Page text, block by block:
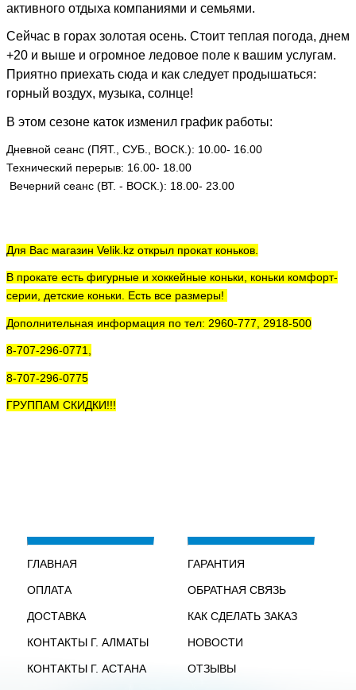
активного отдыха компаниями и семьями.
Сейчас в горах золотая осень. Стоит теплая погода, днем
+20 и выше и огромное ледовое поле к вашим услугам.
Приятно приехать сюда и как следует продышаться:
горный воздух, музыка, солнце!
В этом сезоне каток изменил график работы:
Дневной сеанс (ПЯТ., СУБ., ВОСК.): 10.00- 16.00
Технический перерыв: 16.00- 18.00
Вечерний сеанс (ВТ. - ВОСК.): 18.00- 23.00
Для Вас магазин Velik.kz открыл прокат коньков.
В прокате есть фигурные и хоккейные коньки, коньки комфорт-
серии, детские коньки. Есть все размеры!
Дополнительная информация по тел: 2960-777, 2918-500
8-707-296-0771,
8-707-296-0775
ГРУППАМ СКИДКИ!!!
ГЛАВНАЯ
ОПЛАТА
ДОСТАВКА
КОНТАКТЫ Г. АЛМАТЫ
КОНТАКТЫ Г. АСТАНА
ГАРАНТИЯ
ОБРАТНАЯ СВЯЗЬ
КАК СДЕЛАТЬ ЗАКАЗ
НОВОСТИ
ОТЗЫВЫ